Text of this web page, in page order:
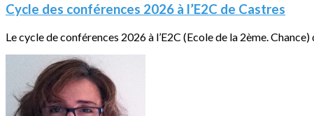
Cycle des conférences 2026 à l’E2C de Castres
Le cycle de conférences 2026 à l’E2C (Ecole de la 2ème. Chance)